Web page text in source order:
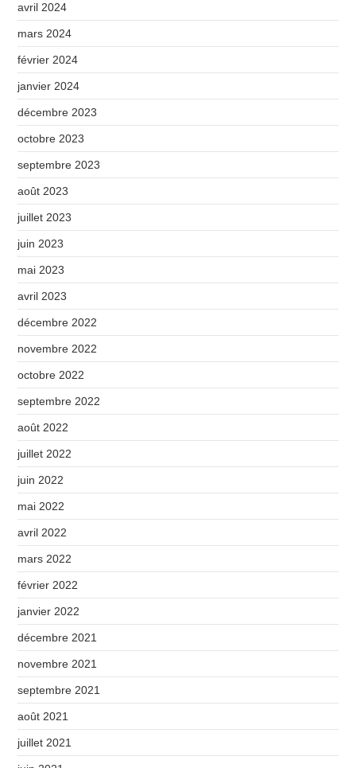
avril 2024
mars 2024
février 2024
janvier 2024
décembre 2023
octobre 2023
septembre 2023
août 2023
juillet 2023
juin 2023
mai 2023
avril 2023
décembre 2022
novembre 2022
octobre 2022
septembre 2022
août 2022
juillet 2022
juin 2022
mai 2022
avril 2022
mars 2022
février 2022
janvier 2022
décembre 2021
novembre 2021
septembre 2021
août 2021
juillet 2021